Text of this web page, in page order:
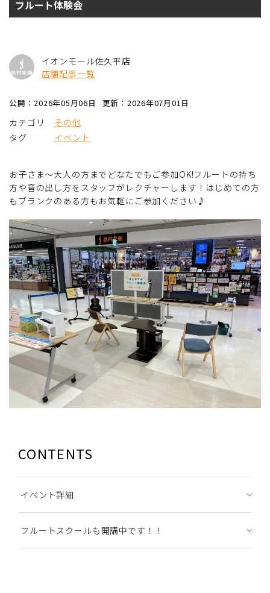
フルート体験会
イオンモール佐久平店
店舗記事一覧
公開：2026年05月06日 更新：2026年07月01日
カテゴリ
その他
タグ
イベント
お子さま～大人の方までどなたでもご参加OK!フルートの持ち
方や音の出し方をスタッフがレクチャーします！はじめての方
もブランクのある方もお気軽にご参加ください♪
CONTENTS
イベント詳細
フルートスクールも開講中です！！